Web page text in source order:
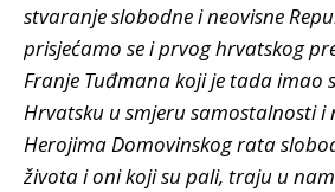
stvaranje slobodne i neovisne
prisjećamo se i prvog hrvatskog
Franje Tuđmana koji je tada imao
Hrvatsku u smjeru samostalnosti i
Herojima Domovinskog rata
života i oni koji su pali, traju u